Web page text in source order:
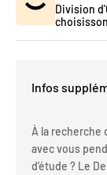
Division
Infos
À la
avec vous
d'étude ? Le